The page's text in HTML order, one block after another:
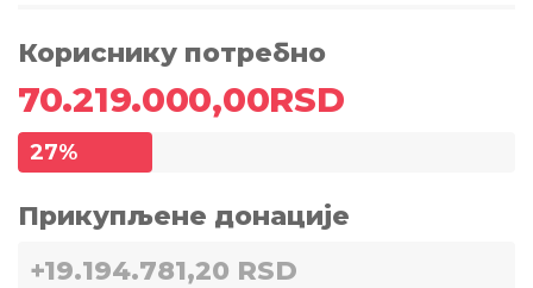
Кориснику потребно
70.219.000,00RSD
27%
Прикупљене донације
+19.194.781,20 RSD